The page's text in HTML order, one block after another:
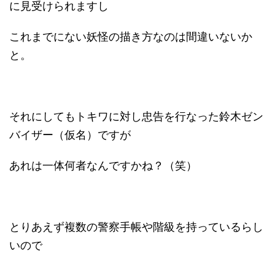
に見受けられますし
これまでにない妖怪の描き方なのは間違いないか
と。
それにしてもトキワに対し忠告を行なった鈴木ゼン
バイザー（仮名）ですが
あれは一体何者なんですかね？（笑）
とりあえず複数の警察手帳や階級を持っているらし
いので